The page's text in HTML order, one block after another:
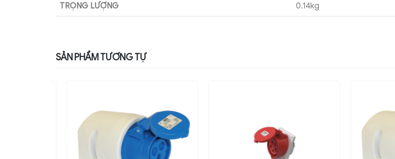
TRỌNG LƯỢNG 0.14kg
SẢN PHẨM TƯƠNG TỰ